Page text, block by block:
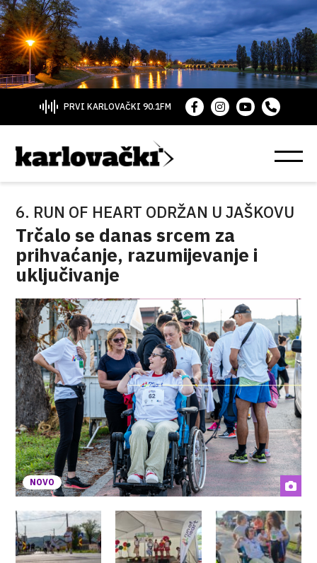
PRVI KARLOVAČKI 90.1FM
6. RUN OF HEART ODRŽAN U JAŠKOVU
Trčalo se danas srcem za
prihvaćanje, razumijevanje i
uključivanje
NOVO